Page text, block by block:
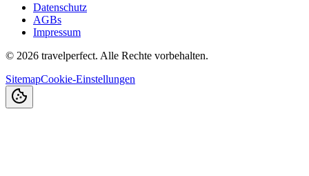
Datenschutz
AGBs
Impressum
© 2026 travelperfect. Alle Rechte vorbehalten.
SitemapCookie-Einstellungen